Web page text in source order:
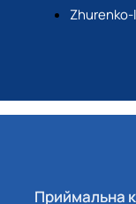
Приймальна